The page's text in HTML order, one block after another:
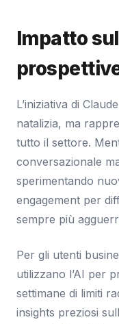
Impatto
L’iniziativa di
natalizia, ma
tutto il settore.
conversazionale
sperimentando
engagement per
sempre più
Per gli utenti
utilizzano l’AI per
settimane di limiti
insights preziosi